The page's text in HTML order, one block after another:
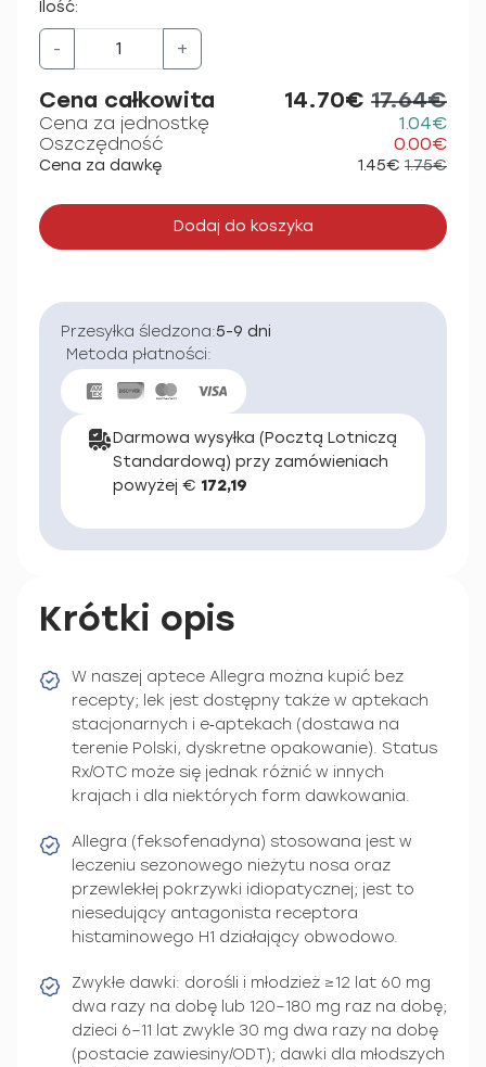
Ilość:
- +
Cena całkowita 14.70€ 17.64€
Cena za jednostkę
1.04€
Oszczędność
0.00€
Cena za dawkę 1.45€ 1.75€
Dodaj do koszyka
Przesyłka śledzona:5-9 dni
Metoda płatności:
Darmowa wysyłka (Pocztą Lotniczą
Standardową) przy zamówieniach
powyżej € 172,19
Krótki opis
W naszej aptece Allegra można kupić bez
recepty; lek jest dostępny także w aptekach
stacjonarnych i e‑aptekach (dostawa na
terenie Polski, dyskretne opakowanie). Status
Rx/OTC może się jednak różnić w innych
krajach i dla niektórych form dawkowania.
Allegra (feksofenadyna) stosowana jest w
leczeniu sezonowego nieżytu nosa oraz
przewlekłej pokrzywki idiopatycznej; jest to
niesedujący antagonista receptora
histaminowego H1 działający obwodowo.
Zwykłe dawki: dorośli i młodzież ≥12 lat 60 mg
dwa razy na dobę lub 120–180 mg raz na dobę;
dzieci 6–11 lat zwykle 30 mg dwa razy na dobę
(postacie zawiesiny/ODT); dawki dla młodszych